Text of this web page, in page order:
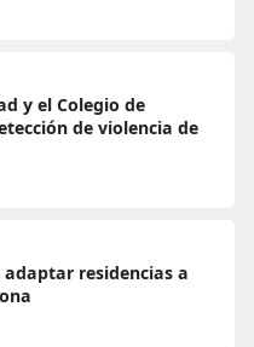
y el Colegio de
de violencia de
residencias a